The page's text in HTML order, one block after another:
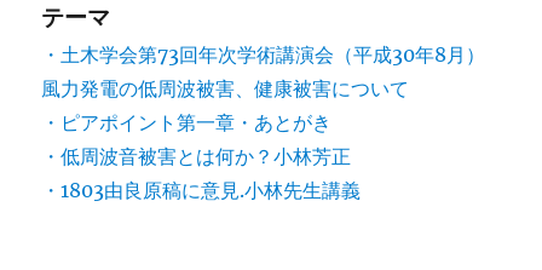
テーマ
・土木学会第73回年次学術講演会（平成30年8月）
風力発電の低周波被害、健康被害について
・ピアポイント第一章・あとがき
・低周波音被害とは何か？小林芳正
・1803由良原稿に意見.小林先生講義